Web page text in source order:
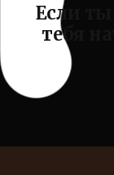
Если
тебя